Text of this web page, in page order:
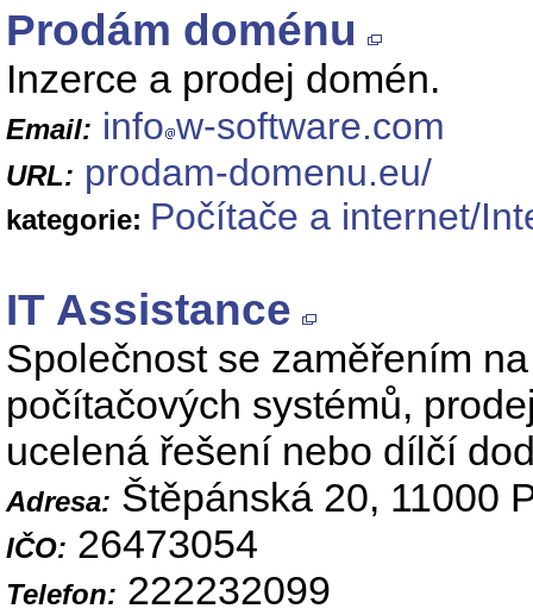
Prodám doménu
Inzerce a prodej domén.
Email: info w-software.com
URL: prodam-domenu.eu/
kategorie: Počítače a internet/
IT Assistance
Společnost se zaměřením
počítačových systémů,
ucelená řešení nebo dílčí
Adresa: Štěpánská 20, 11000
IČO: 26473054
Telefon: 222232099